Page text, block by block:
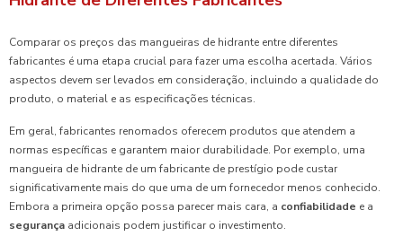
Comparar os preços das mangueiras de hidrante entre diferentes
fabricantes é uma etapa crucial para fazer uma escolha acertada. Vários
aspectos devem ser levados em consideração, incluindo a qualidade do
produto, o material e as especificações técnicas.
Em geral, fabricantes renomados oferecem produtos que atendem a
normas específicas e garantem maior durabilidade. Por exemplo, uma
mangueira de hidrante de um fabricante de prestígio pode custar
significativamente mais do que uma de um fornecedor menos conhecido.
Embora a primeira opção possa parecer mais cara, a confiabilidade e a
segurança adicionais podem justificar o investimento.